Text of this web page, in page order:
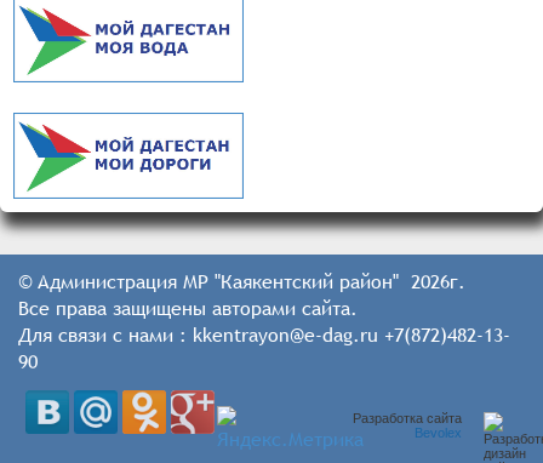
© Администрация МР "Каякентский район" 2026г.
Все права защищены авторами сайта.
Для связи с нами : kkentrayon@e-dag.ru +7(872)482-13-
90
Разработка сайта
Bevolex